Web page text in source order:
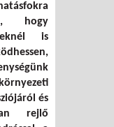
hogy
is
és
rejlő